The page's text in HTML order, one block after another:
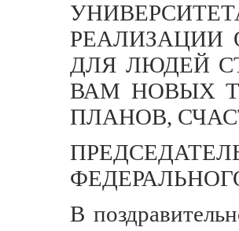
РЕАЛИЗАЦИИ
ДЛЯ ЛЮДЕЙ
ВАМ НОВЫХ
ПЛАНОВ,
В